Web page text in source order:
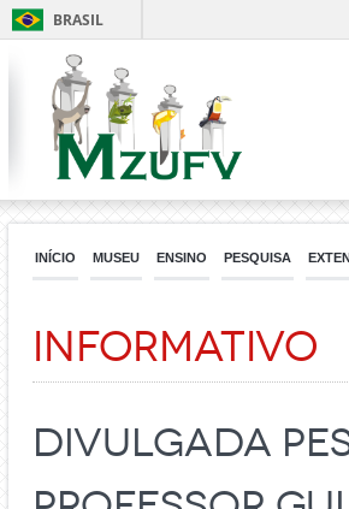
BRASIL
INÍCIO MUSEU ENSINO PESQUISA
Informativo
Divulgada